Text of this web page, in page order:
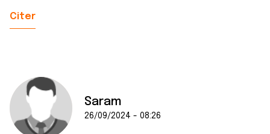
Citer
Saram
26/09/2024 - 08:26